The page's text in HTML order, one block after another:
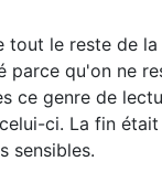
tout le reste de
parce qu'on ne
ce genre de
ci. La fin
sensibles.